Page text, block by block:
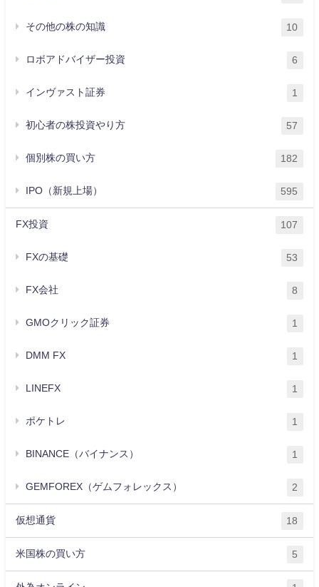
その他の株の知識 10
ロボアドバイザー投資 6
インヴァスト証券 1
初心者の株投資やり方 57
個別株の買い方 182
IPO（新規上場） 595
FX投資 107
FXの基礎 53
FX会社 8
GMOクリック証券 1
DMM FX 1
LINEFX 1
ポケトレ 1
BINANCE（バイナンス） 1
GEMFOREX（ゲムフォレックス） 2
仮想通貨 18
米国株の買い方 5